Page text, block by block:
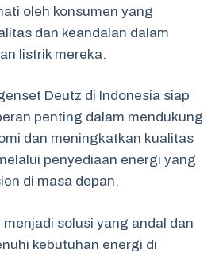
oleh konsumen yang
dan keandalan dalam
listrik mereka.
Deutz di Indonesia siap
penting dalam mendukung
dan meningkatkan kualitas
penyediaan energi yang
di masa depan.
solusi yang andal dan
kebutuhan energi di